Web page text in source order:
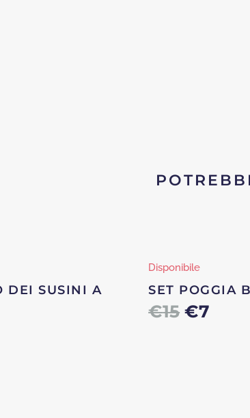
DEI SUSINI A
Disponibile
SET POGGIA
€15 Il
€7